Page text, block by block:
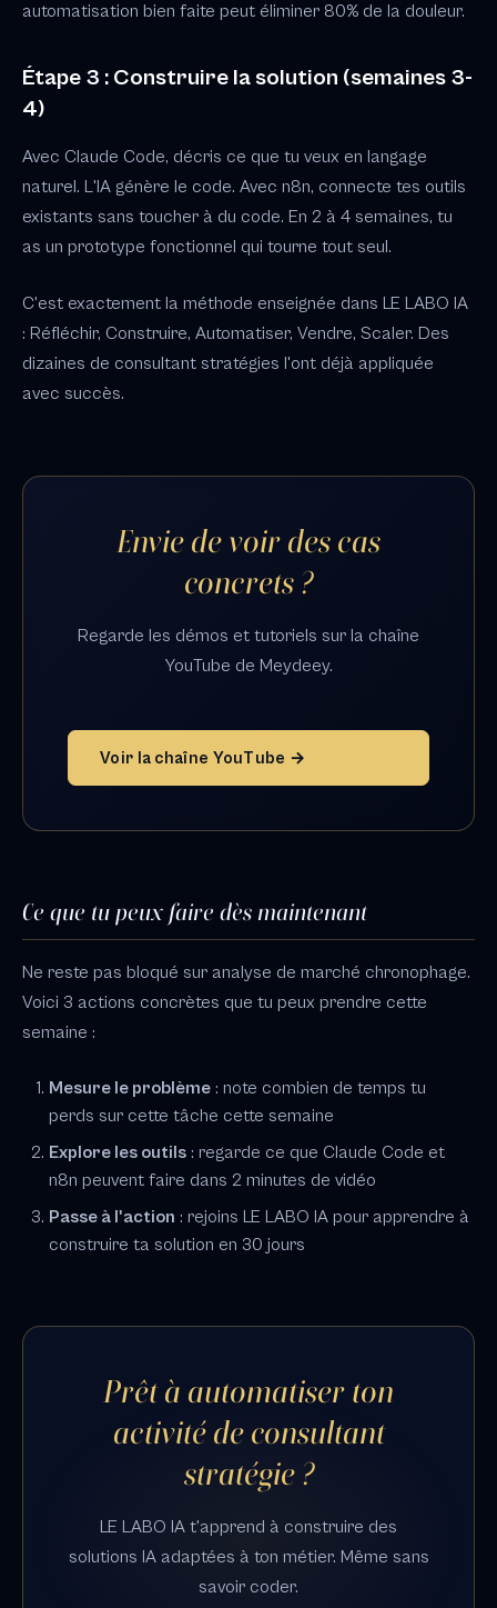
automatisation bien faite peut éliminer 80% de la douleur.
Étape 3 : Construire la solution (semaines 3-
4)
Avec Claude Code, décris ce que tu veux en langage
naturel. L'IA génère le code. Avec n8n, connecte tes outils
existants sans toucher à du code. En 2 à 4 semaines, tu
as un prototype fonctionnel qui tourne tout seul.
C'est exactement la méthode enseignée dans LE LABO IA
: Réfléchir, Construire, Automatiser, Vendre, Scaler. Des
dizaines de consultant stratégies l'ont déjà appliquée
avec succès.
Envie de voir des cas
concrets ?
Regarde les démos et tutoriels sur la chaîne
YouTube de Meydeey.
Voir la chaîne YouTube →
Ce que tu peux faire dès maintenant
Ne reste pas bloqué sur analyse de marché chronophage.
Voici 3 actions concrètes que tu peux prendre cette
semaine :
Mesure le problème : note combien de temps tu
perds sur cette tâche cette semaine
Explore les outils : regarde ce que Claude Code et
n8n peuvent faire dans 2 minutes de vidéo
Passe à l'action : rejoins LE LABO IA pour apprendre à
construire ta solution en 30 jours
Prêt à automatiser ton
activité de consultant
stratégie ?
LE LABO IA t'apprend à construire des
solutions IA adaptées à ton métier. Même sans
savoir coder.